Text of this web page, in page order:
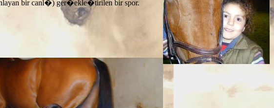
bir canl�) ger�ekle�tirilen bir spor.